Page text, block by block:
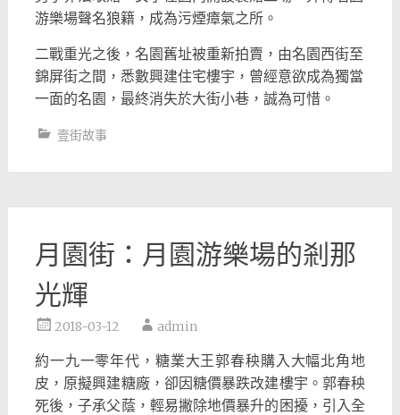
游樂場聲名狼籍，成為污煙瘴氣之所。
二戰重光之後，名園舊址被重新拍賣，由名園西街至
錦屏街之間， 悉數興建住宅樓宇，曾經意欲成為獨當
一面的名園， 最終消失於大街小巷，誠為可惜。
壹街故事
月園街：月園游樂場的剎那
光輝
2018-03-12 admin
約一九一零年代，糖業大王郭春秧購入大幅北角地
皮，原擬興建糖廠，卻因糖價暴跌改建樓宇。郭春秧
死後，子承父蔭，輕易撇除地價暴升的困擾，引入全